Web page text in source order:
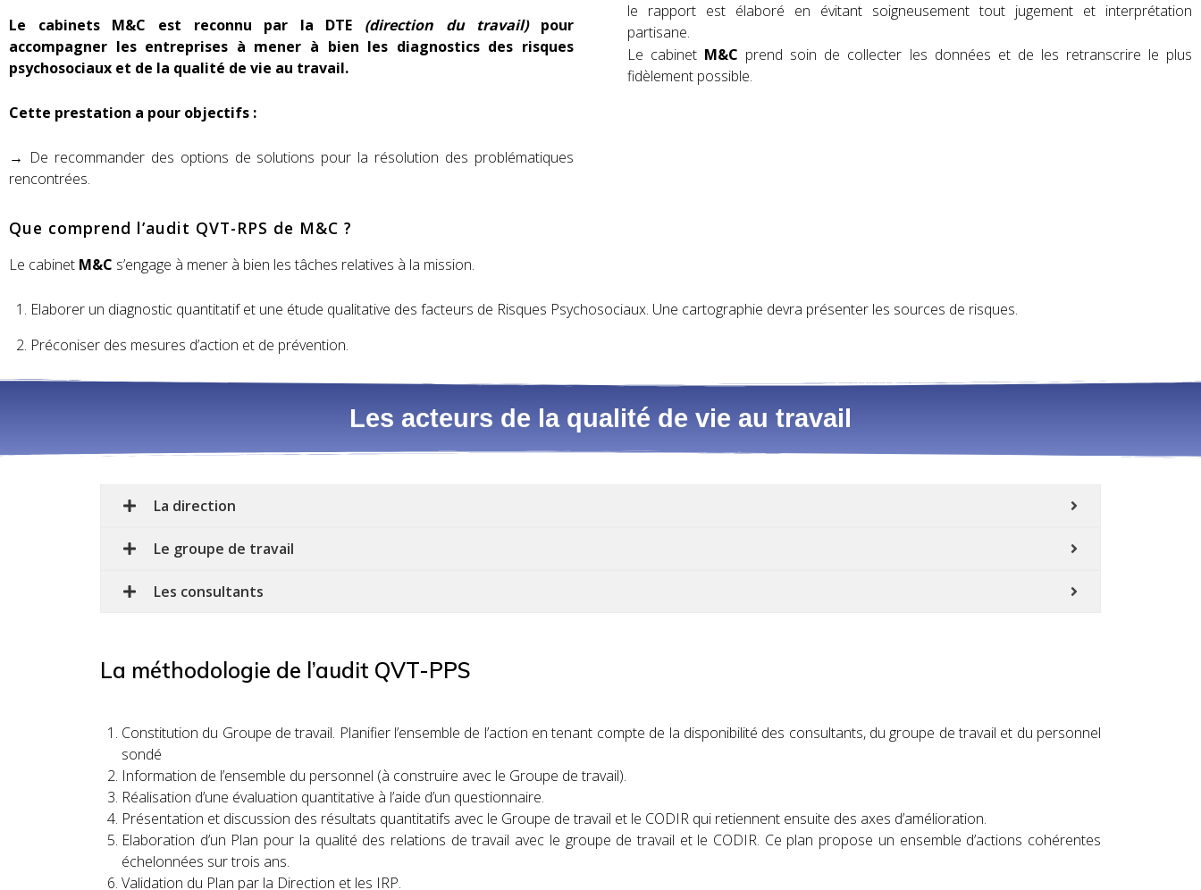
Le cabinets M&C est reconnu par la DTE (direction du travail)pour
accompagner les entreprises à mener à bien les diagnostics des risques
psychosociaux et de la qualité de vie au travail.
Cette prestation a pour objectifs :
→ De recommander des options de solutions pour la résolution des problématiques
rencontrées.
le rapport est élaboré en évitant soigneusement tout jugement et interprétation
partisane.
Le cabinet M&C prend soin de collecter les données et de les retranscrire le plus
fidèlement possible.
Que comprend l’audit QVT-RPS de M&C ?
Le cabinet M&C s’engage à mener à bien les tâches relatives à la mission.
Elaborer un diagnostic quantitatif et une étude qualitative des facteurs de Risques Psychosociaux. Une cartographie devra présenter les sources de risques.
Préconiser des mesures d’action et de prévention.
Les acteurs de la qualité de vie au travail
La direction
Le groupe de travail
Les consultants
La méthodologie de l’audit QVT-PPS
Constitution du Groupe de travail. Planifier l’ensemble de l’action en tenant compte de la disponibilité des consultants, du groupe de travail et du personnel
sondé
Information de l’ensemble du personnel (à construire avec le Groupe de travail).
Réalisation d’une évaluation quantitative à l’aide d’un questionnaire.
Présentation et discussion des résultats quantitatifs avec le Groupe de travail et le CODIR qui retiennent ensuite des axes d’amélioration.
Elaboration d’un Plan pour la qualité des relations de travail avec le groupe de travail et le CODIR. Ce plan propose un ensemble d’actions cohérentes
échelonnées sur trois ans.
Validation du Plan par la Direction et les IRP.